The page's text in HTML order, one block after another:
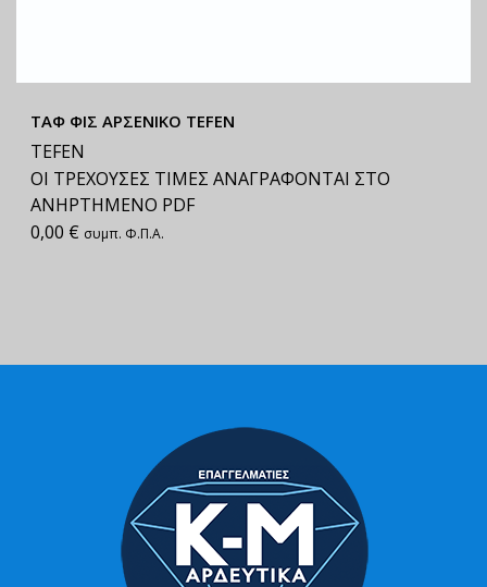
ΤΑΦ ΦΙΣ ΑΡΣΕΝΙΚΟ TEFEN
TEFEN
ΟΙ ΤΡΕΧΟΥΣΕΣ ΤΙΜΕΣ ΑΝΑΓΡΑΦΟΝΤΑΙ ΣΤΟ
ΑΝΗΡΤΗΜΕΝΟ PDF
0,00 € συμπ. Φ.Π.Α.